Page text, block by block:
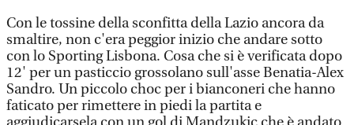
Con le tossine della sconfitta della Lazio ancora da
smaltire, non c'era peggior inizio che andare sotto
con lo Sporting Lisbona. Cosa che si è verificata dopo
12' per un pasticcio grossolano sull'asse Benatia-Alex
Sandro. Un piccolo choc per i bianconeri che hanno
faticato per rimettere in piedi la partita e